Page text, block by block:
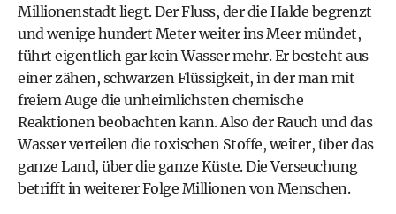
Millionenstadt liegt. Der Fluss, der die Halde begrenzt
und wenige hundert Meter weiter ins Meer mündet,
führt eigentlich gar kein Wasser mehr. Er besteht aus
einer zähen, schwarzen Flüssigkeit, in der man mit
freiem Auge die unheimlichsten chemische
Reaktionen beobachten kann. Also der Rauch und das
Wasser verteilen die toxischen Stoffe, weiter, über das
ganze Land, über die ganze Küste. Die Verseuchung
betrifft in weiterer Folge Millionen von Menschen.